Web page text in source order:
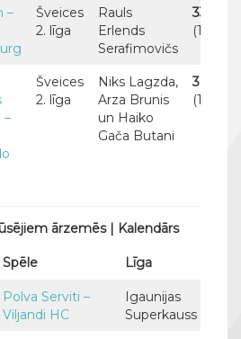
–
Šveices
2. līga
Rauls
Erlends
Serafimovičs
33:30
(18:12)
–
Šveices
2. līga
Niks Lagzda,
Arza Brunis
un Haiko
Gača Butani
30:29
(15:15)
ārzemēs | Kalendārs
Spēle Līga
Polva Serviti –
Viljandi HC
Igaunijas
Superkauss